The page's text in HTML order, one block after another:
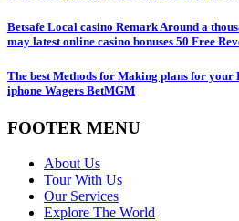
Betsafe Local casino Remark Around a
may latest online casino bonuses 50 Free
The best Methods for Making plans for
iphone Wagers BetMGM
FOOTER MENU
About Us
Tour With Us
Our Services
Explore The World